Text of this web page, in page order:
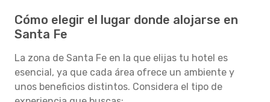
Cómo elegir el lugar donde alojarse en
Santa Fe
La zona de Santa Fe en la que elijas tu hotel es
esencial, ya que cada área ofrece un ambiente y
unos beneficios distintos. Considera el tipo de